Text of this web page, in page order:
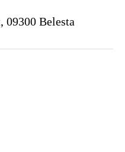
09300 Belesta